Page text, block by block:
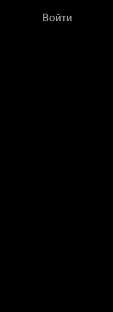
Войти